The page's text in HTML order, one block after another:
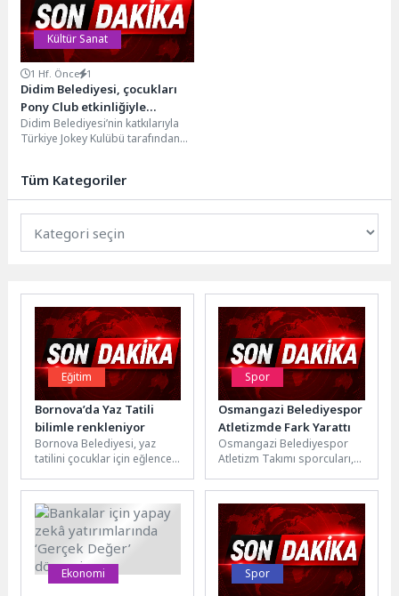
Kültür Sanat
1 Hf. Önce 1
Didim Belediyesi, çocukları
Pony Club etkinliğiyle
buluşturdu
Didim Belediyesi’nin katkılarıyla
Türkiye Jokey Kulübü tarafından
ağırladı....
Tüm Kategoriler
Eğitim
Bornova’da Yaz Tatili
bilimle renkleniyor
Bornova Belediyesi, yaz
tatilini çocuklar için eğlenceli
değerlendirmeye devam
ediyor. Mevlana Toplum...
Spor
Osmangazi Belediyespor
Atletizmde Fark Yarattı
Osmangazi Belediyespor
Atletizm Takımı sporcuları,
Türkiye Atletizm
Şampiyonası’nda elde ettiği
derecelerle önemli...
Ekonomi Spor